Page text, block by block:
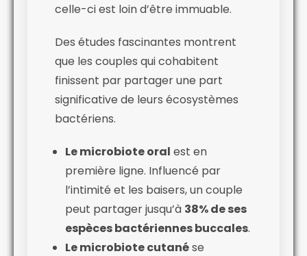
celle-ci est loin d’être immuable.
Des études fascinantes montrent
que les couples qui cohabitent
finissent par partager une part
significative de leurs écosystèmes
bactériens.
Le microbiote oral est en
première ligne. Influencé par
l’intimité et les baisers, un couple
peut partager jusqu’à 38% de ses
espèces bactériennes buccales.
Le microbiote cutanése